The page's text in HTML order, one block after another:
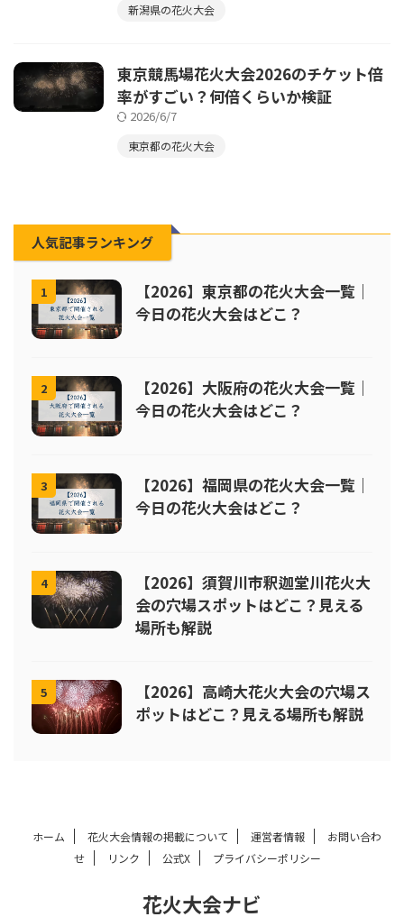
新潟県の花火大会
東京競馬場花火大会2026のチケット倍
率がすごい？何倍くらいか検証
2026/6/7
東京都の花火大会
人気記事ランキング
1
【2026】東京都の花火大会一覧｜
今日の花火大会はどこ？
2
【2026】大阪府の花火大会一覧｜
今日の花火大会はどこ？
3
【2026】福岡県の花火大会一覧｜
今日の花火大会はどこ？
4
【2026】須賀川市釈迦堂川花火大
会の穴場スポットはどこ？見える
場所も解説
5
【2026】高崎大花火大会の穴場ス
ポットはどこ？見える場所も解説
ホーム 花火大会情報の掲載について 運営者情報
お問い合わ
せ
リンク 公式X プライバシーポリシー
花火大会ナビ